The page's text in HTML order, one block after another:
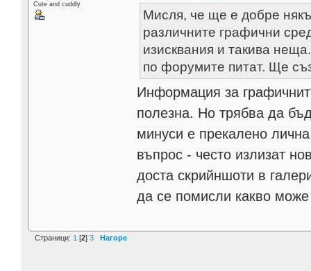
Cute and cuddly
Мисля, че ще е добре
различните графични
изисквания и такива
по форумите питат. Ще
Информация за
полезна. Но трябва да
минуси е прекалено
въпрос - често излизат
доста скрийншоти в
да се помисли какво
Страници: 1 [2] 3 Нагоре